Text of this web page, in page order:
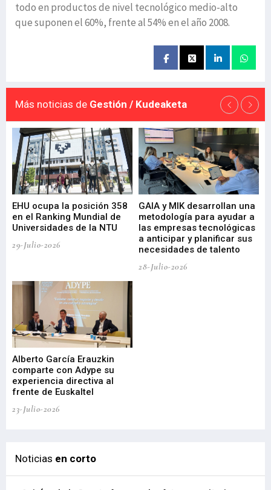
todo en productos de nivel tecnológico medio-alto
que suponen el 60%, frente al 54% en el año 2008.
Más noticias de Gestión / Kudeaketa
EHU ocupa la posición 358
en el Ranking Mundial de
Universidades de la NTU
29-Julio-2026
GAIA y MIK desarrollan una
metodología para ayudar a
las empresas tecnológicas
a anticipar y planificar sus
necesidades de talento
28-Julio-2026
Alberto García Erauzkin
comparte con Adype su
experiencia directiva al
frente de Euskaltel
23-Julio-2026
Noticias en corto